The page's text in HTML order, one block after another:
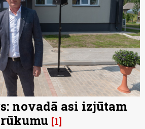
novadā asi izjūtam
1